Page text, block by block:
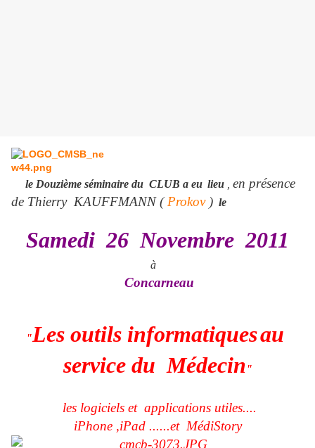
le Douzième séminaire du CLUB a eu lieu
en présence
de Thierry KAUFFMANN (Prokov) le
Samedi 26 Novembre 2011
à
Concarneau
"Les outils informatiquesau
service du Médecin"
les logiciels et applications utiles....
iPhone ,iPad ......et MédiStory